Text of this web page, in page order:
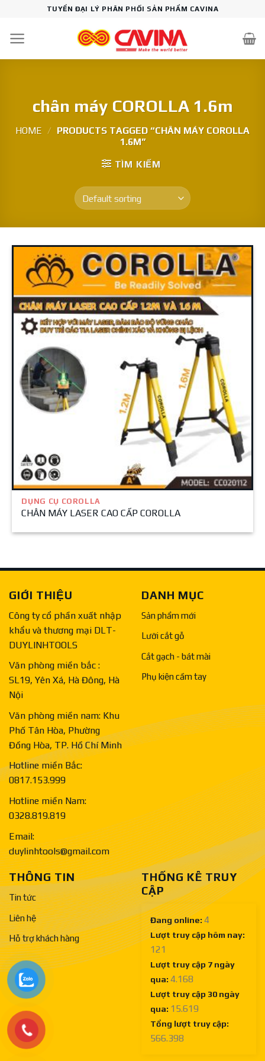
content
TUYỂN ĐẠI LÝ PHÂN PHỐI SẢN PHẨM CAVINA
chân máy COROLLA 1.6m
HOME / PRODUCTS TAGGED “CHÂN MÁY COROLLA
1.6M”
TÌM KIẾM
DỤNG CỤ COROLLA
CHÂN MÁY LASER CAO CẤP COROLLA
GIỚI THIỆU
Công ty cổ phần xuất nhập
khẩu và thương mại DLT-
DUYLINHTOOLS
Văn phòng miền bắc :
SL19, Yên Xá, Hà Đông, Hà
Nội
Văn phòng miền nam: Khu
Phố Tân Hòa, Phường
Đồng Hòa, TP. Hồ Chí Minh
Hotline miền Bắc:
0817.153.999
Hotline miền Nam:
0328.819.819
Email:
duylinhtools@gmail.com
DANH MỤC
Sản phẩm mới
Lưỡi cắt gỗ
Cắt gạch - bát mài
Phụ kiện cầm tay
THÔNG TIN
Tin tức
Liên hệ
Hỗ trợ khách hàng
THỐNG KÊ TRUY
CẬP
Đang online: 4
Lượt truy cập hôm nay:
121
Lượt truy cập 7 ngày
qua: 4.168
Lượt truy cập 30 ngày
qua: 15.619
Tổng lượt truy cập:
566.398